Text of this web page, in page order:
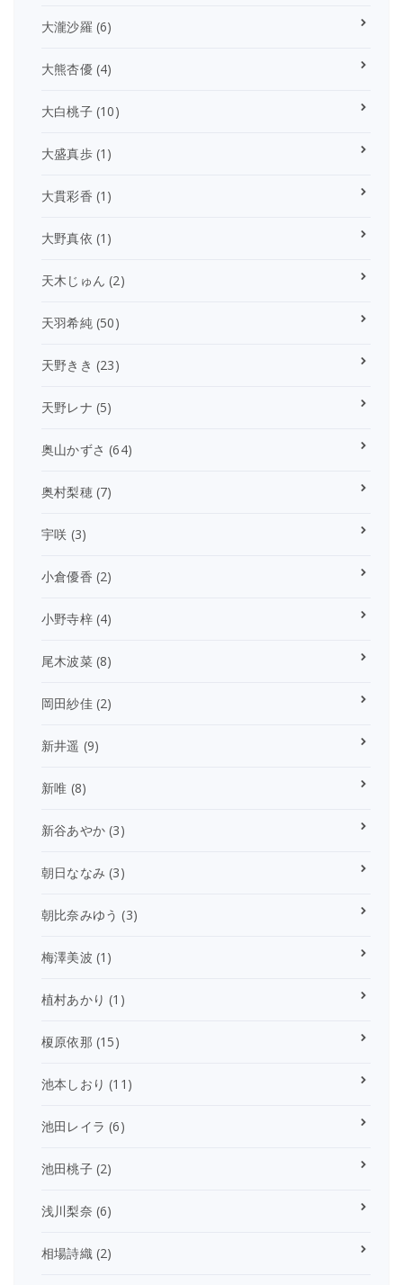
大瀧沙羅 (6)
大熊杏優(4)
大白桃子(10)
大盛真歩(1)
大貫彩香 (1)
大野真依 (1)
天木じゅん (2)
天羽希純(50)
天野きき (23)
天野レナ (5)
奥山かずさ (64)
奥村梨穂(7)
宇咲 (3)
小倉優香 (2)
小野寺梓(4)
尾木波菜(8)
岡田紗佳(2)
新井遥 (9)
新唯 (8)
新谷あやか (3)
朝日ななみ (3)
朝比奈みゆう (3)
梅澤美波 (1)
植村あかり (1)
榎原依那 (15)
池本しおり (11)
池田レイラ (6)
池田桃子(2)
浅川梨奈 (6)
相場詩織 (2)